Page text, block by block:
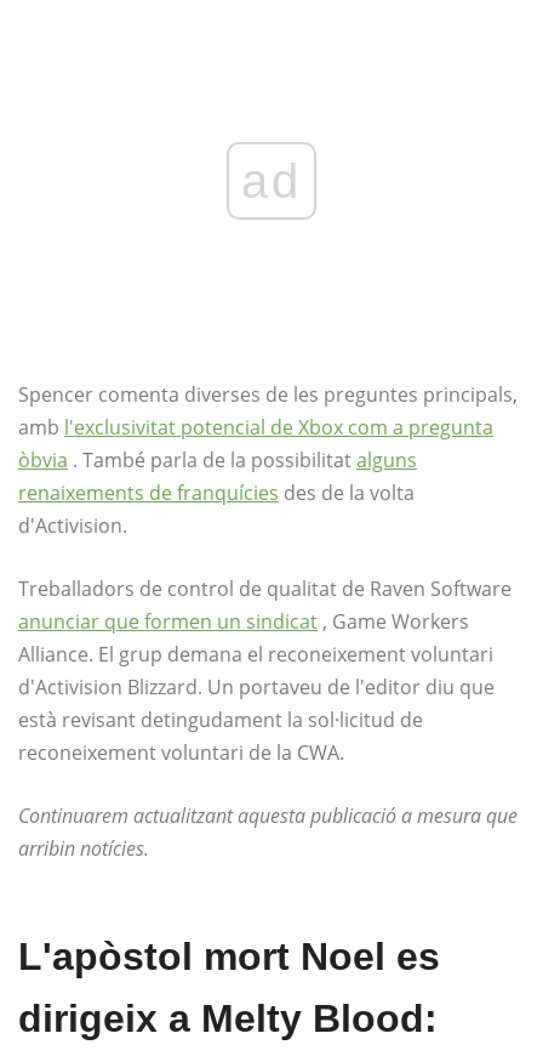
ad
Spencer comenta diverses de les preguntes principals,
amb l'exclusivitat potencial de Xbox com a pregunta
òbvia . També parla de la possibilitatalguns
renaixements de franquícies des de la volta
d'Activision.
Treballadors de control de qualitat de Raven Software
anunciar que formen un sindicat , Game Workers
Alliance. El grup demana el reconeixement voluntari
d'Activision Blizzard. Un portaveu de l'editor diu que
està revisant detingudament la sol·licitud de
reconeixement voluntari de la CWA.
Continuarem actualitzant aquesta publicació a mesura que
arribin notícies.
L'apòstol mort Noel es
dirigeix ​​a Melty Blood: